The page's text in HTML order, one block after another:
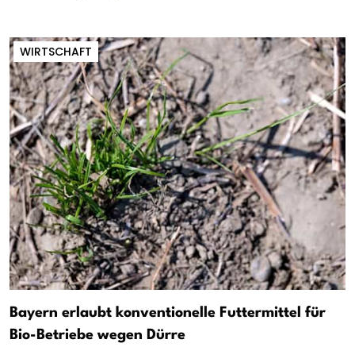
WIRTSCHAFT
Bayern erlaubt konventionelle Futtermittel für
Bio-Betriebe wegen Dürre